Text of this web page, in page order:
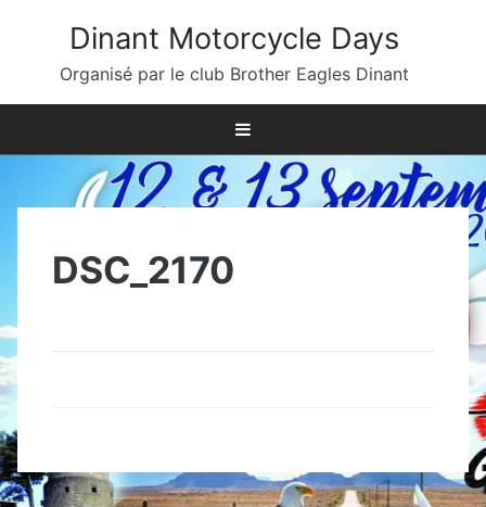
Dinant Motorcycle Days
Organisé par le club Brother Eagles Dinant
DSC_2170